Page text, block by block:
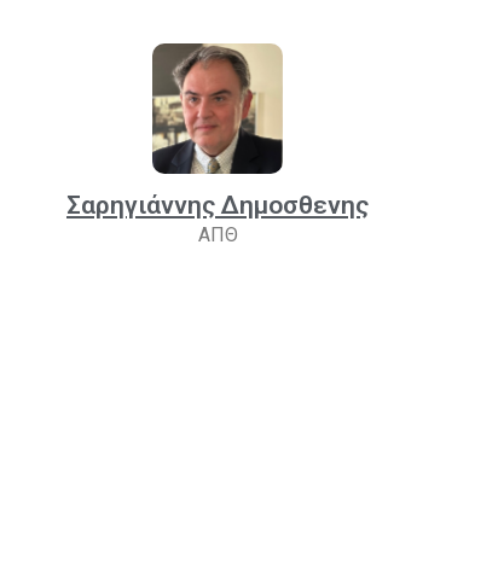
Σαρηγιάννης Δημοσθενης
ΑΠΘ